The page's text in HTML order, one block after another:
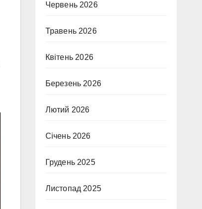
Червень 2026
Травень 2026
Квітень 2026
Березень 2026
Лютий 2026
Січень 2026
Грудень 2025
Листопад 2025